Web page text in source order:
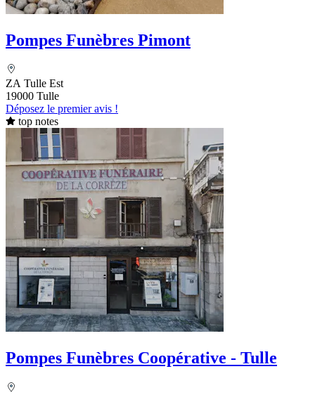
Pompes Funèbres Pimont
ZA Tulle Est
19000 Tulle
Déposez le premier avis !
top notes
Pompes Funèbres Coopérative - Tulle